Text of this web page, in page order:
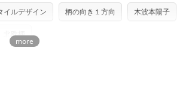
ださい。型紙自体の転用・販売および型紙を
イルデザイン 柄の向き１方向 木波本陽子
北欧柄